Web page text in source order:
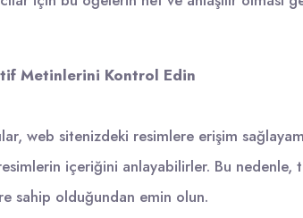
Metinlerini Kontrol Edin
web sitenizdeki resimlere erişim
içeriğini anlayabilirler. Bu nedenle,
sahip olduğundan emin olun.